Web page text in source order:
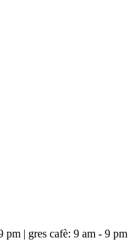
pm | gres cafè: 9 am - 9 pm